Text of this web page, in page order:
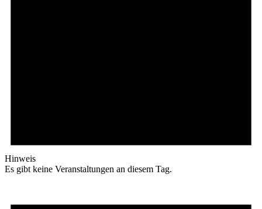
Hinweis
Es gibt keine Veranstaltungen an diesem Tag.